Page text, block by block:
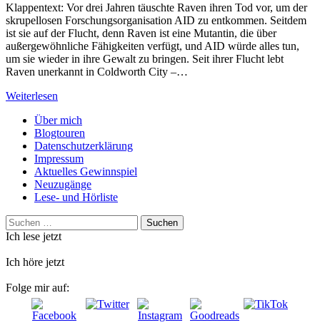
Klappentext: Vor drei Jahren täuschte Raven ihren Tod vor, um der
skrupellosen Forschungsorganisation AID zu entkommen. Seitdem
ist sie auf der Flucht, denn Raven ist eine Mutantin, die über
außergewöhnliche Fähigkeiten verfügt, und AID würde alles tun,
um sie wieder in ihre Gewalt zu bringen. Seit ihrer Flucht lebt
Raven unerkannt in Coldworth City –…
Weiterlesen
Über mich
Blogtouren
Datenschutzerklärung
Impressum
Aktuelles Gewinnspiel
Neuzugänge
Lese- und Hörliste
Suchen
nach:
Ich lese jetzt
Ich höre jetzt
Folge mir auf: